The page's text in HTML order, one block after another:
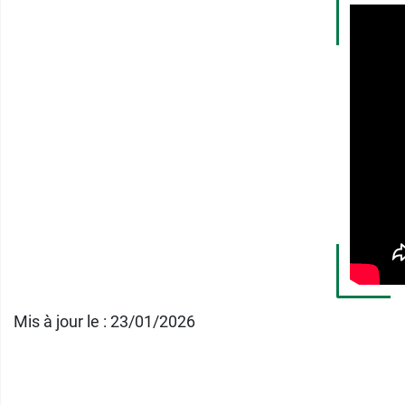
France
Mis à jour le : 23/01/2026